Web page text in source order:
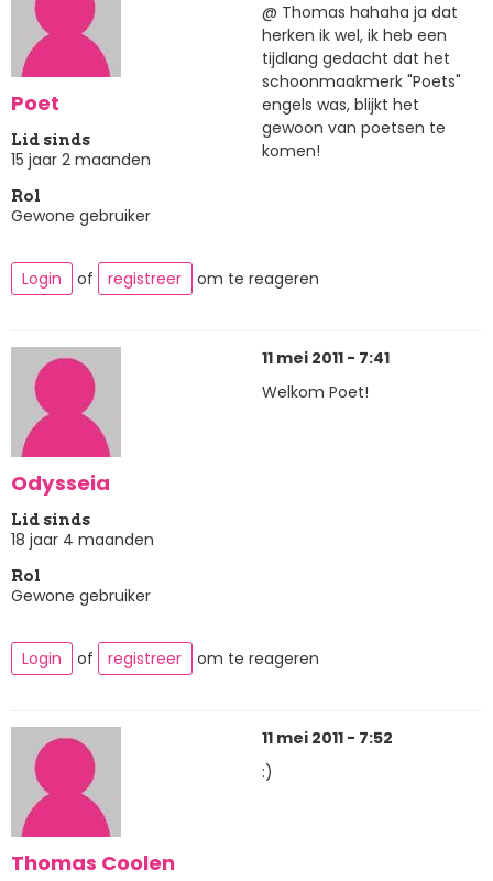
Poet
Lid sinds
15 jaar 2 maanden
Rol
Gewone gebruiker
@ Thomas hahaha ja dat
herken ik wel, ik heb een
tijdlang gedacht dat het
schoonmaakmerk "Poets"
engels was, blijkt het
gewoon van poetsen te
komen!
Login of registreer om te reageren
Odysseia
Lid sinds
18 jaar 4 maanden
Rol
Gewone gebruiker
11 mei 2011 - 7:41
Welkom Poet!
Login of registreer om te reageren
Thomas Coolen
11 mei 2011 - 7:52
:)